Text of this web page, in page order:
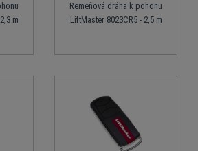
m
Remeňová dráha k pohonu
LiftMaster 8023CR5 - 2,5 m